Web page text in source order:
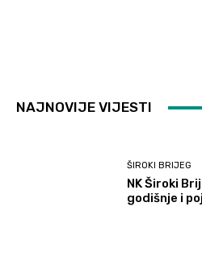
NAJNOVIJE VIJESTI
ŠIROKI BRIJEG
NK Široki
godišnje i